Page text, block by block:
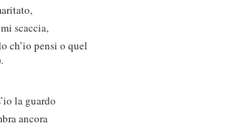
scaccia,
ch’io pensi o quel
la guardo
ancora